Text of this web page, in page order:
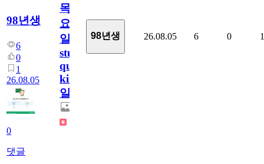
98년생
6
0
1
26.08.05
0
댓글
목
요
일/English
study
quiz
king772
일
98년생 26.08.05 6 0 1